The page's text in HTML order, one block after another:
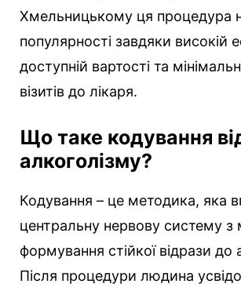
Хмельницькому ця процедура
популярності завдяки високій
доступній вартості та
візитів до лікаря.
Що таке кодування
алкоголізму?
Кодування – це методика, яка
центральну нервову систему
формування стійкої відрази до
Після процедури людина